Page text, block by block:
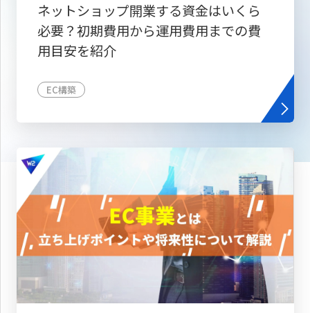
ネットショップ開業する資金はいくら
必要？初期費用から運用費用までの費
用目安を紹介
EC構築